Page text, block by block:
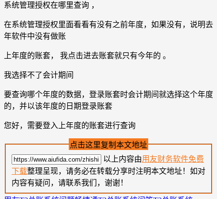
系统管理授权在哪里查询 ，
在系统管理授权里面看看有没有之前年度，如果没有，说明去
年软件中没有做账
上年度的账套， 我点击进去账套就只有今年的 。
我选择不了会计期间
要查询哪个年度的数据，登录账套时会计期间就选择这个年度
的，并以该年度的日期登录账套
您好，需要登入上年度的账套进行查询
点击这里复制本文地址
以上内容由用友财务软件免费
下载整理呈现，请务必在转载分享时注明本文地址！如对
内容有疑问，请联系我们，谢谢！